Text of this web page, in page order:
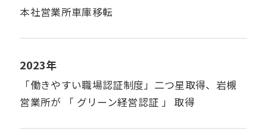
本社営業所車庫移転
2023年
「働きやすい職場認証制度」二つ星取得、岩槻
営業所が 「 グリーン経営認証 」 取得